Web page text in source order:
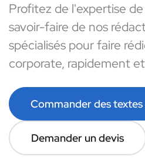
Profitez de l'expertise
savoir-faire de nos
spécialisés pour faire
corporate, rapidement
Commander des textes
Demander un devis